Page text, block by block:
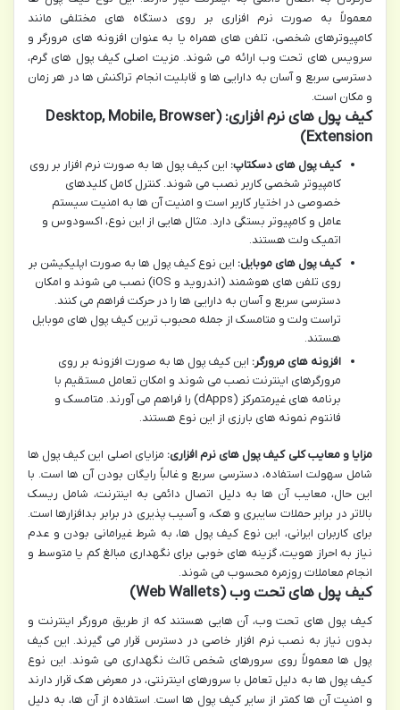
معمولاً به صورت نرم افزاری بر روی دستگاه های مختلفی مانند
کامپیوترهای شخصی، تلفن های همراه یا به عنوان افزونه های مرورگر و
سرویس های تحت وب ارائه می شوند. مزیت اصلی کیف پول های گرم،
دسترسی سریع و آسان به دارایی ها و قابلیت انجام تراکنش ها در هر زمان
و مکان است.
کیف پول های نرم افزاری: (Desktop, Mobile, Browser
Extension)
کیف پول های دسکتاپ: این کیف پول ها به صورت نرم افزار بر روی
کامپیوتر شخصی کاربر نصب می شوند. کنترل کامل کلیدهای
خصوصی در اختیار کاربر است و امنیت آن ها به امنیت سیستم
عامل و کامپیوتر بستگی دارد. مثال هایی از این نوع، اکسودوس و
اتمیک ولت هستند.
کیف پول های موبایل: این نوع کیف پول ها به صورت اپلیکیشن بر
روی تلفن های هوشمند (اندروید و iOS) نصب می شوند و امکان
دسترسی سریع و آسان به دارایی ها را در حرکت فراهم می کنند.
تراست ولت و متامسک از جمله محبوب ترین کیف پول های موبایل
هستند.
افزونه های مرورگر: این کیف پول ها به صورت افزونه بر روی
مرورگرهای اینترنت نصب می شوند و امکان تعامل مستقیم با
برنامه های غیرمتمرکز (dApps) را فراهم می آورند. متامسک و
فانتوم نمونه های بارزی از این نوع هستند.
مزایا و معایب کلی کیف پول های نرم افزاری: مزایای اصلی این کیف پول ها
شامل سهولت استفاده، دسترسی سریع و غالباً رایگان بودن آن ها است. با
این حال، معایب آن ها به دلیل اتصال دائمی به اینترنت، شامل ریسک
بالاتر در برابر حملات سایبری و هک، و آسیب پذیری در برابر بدافزارها است.
برای کاربران ایرانی، این نوع کیف پول ها، به شرط غیرامانی بودن و عدم
نیاز به احراز هویت، گزینه های خوبی برای نگهداری مبالغ کم یا متوسط و
انجام معاملات روزمره محسوب می شوند.
کیف پول های تحت وب (Web Wallets)
کیف پول های تحت وب، آن هایی هستند که از طریق مرورگر اینترنت و
بدون نیاز به نصب نرم افزار خاصی در دسترس قرار می گیرند. این کیف
پول ها معمولاً روی سرورهای شخص ثالث نگهداری می شوند. این نوع
کیف پول ها به دلیل تعامل با سرورهای اینترنتی، در معرض هک قرار دارند
و امنیت آن ها کمتر از سایر کیف پول ها است. استفاده از آن ها، به دلیل